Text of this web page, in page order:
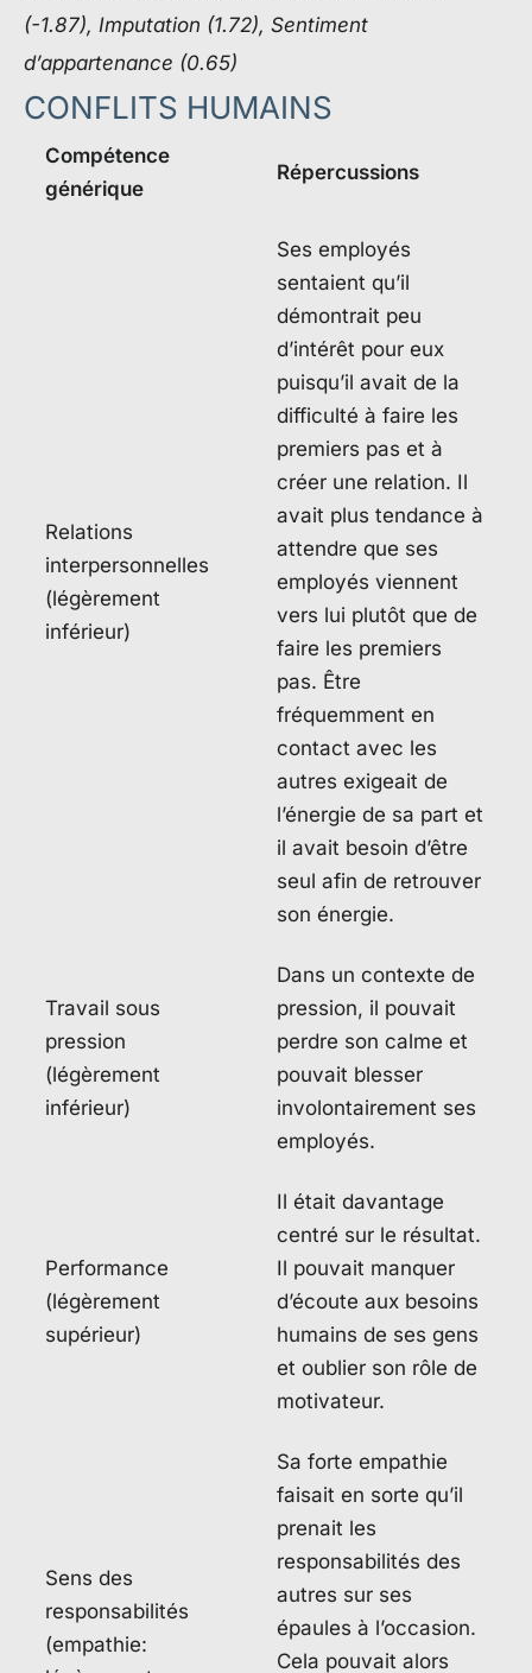
(-1.87), Imputation (1.72), Sentiment
d’appartenance (0.65)
CONFLITS HUMAINS
Compétence
générique
Répercussions
Relations
interpersonnelles
(légèrement
inférieur)
Ses employés
sentaient qu’il
démontrait peu
d’intérêt pour eux
puisqu’il avait de la
difficulté à faire les
premiers pas et à
créer une relation. Il
avait plus tendance à
attendre que ses
employés viennent
vers lui plutôt que de
faire les premiers
pas. Être
fréquemment en
contact avec les
autres exigeait de
l’énergie de sa part et
il avait besoin d’être
seul afin de retrouver
son énergie.
Travail sous
pression
(légèrement
inférieur)
Dans un contexte de
pression, il pouvait
perdre son calme et
pouvait blesser
involontairement ses
employés.
Performance
(légèrement
supérieur)
Il était davantage
centré sur le résultat.
Il pouvait manquer
d’écoute aux besoins
humains de ses gens
et oublier son rôle de
motivateur.
Sens des
responsabilités
(empathie:
Sa forte empathie
faisait en sorte qu’il
prenait les
responsabilités des
autres sur ses
épaules à l’occasion.
Cela pouvait alors